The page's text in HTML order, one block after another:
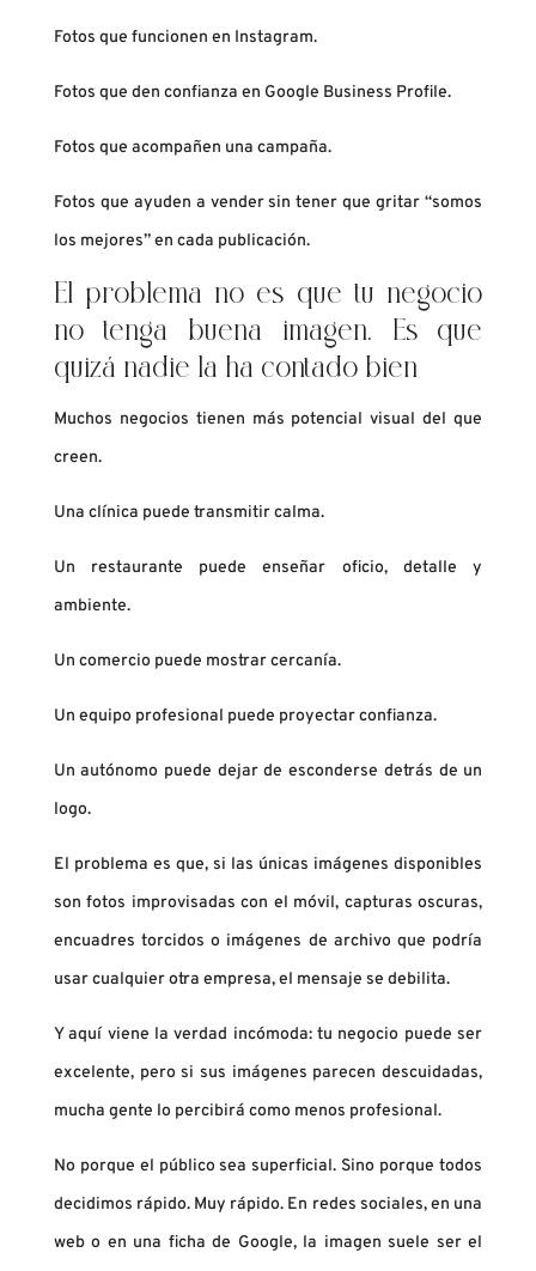
Fotos que funcionen en Instagram.
Fotos que den confianza en Google Business Profile.
Fotos que acompañen una campaña.
Fotos que ayuden a vender sin tener que gritar “somos
los mejores” en cada publicación.
El problema no es que tu negocio
no tenga buena imagen. Es que
quizá nadie la ha contado bien
Muchos negocios tienen más potencial visual del que
creen.
Una clínica puede transmitir calma.
Un restaurante puede enseñar oficio, detalle y
ambiente.
Un comercio puede mostrar cercanía.
Un equipo profesional puede proyectar confianza.
Un autónomo puede dejar de esconderse detrás de un
logo.
El problema es que, si las únicas imágenes disponibles
son fotos improvisadas con el móvil, capturas oscuras,
encuadres torcidos o imágenes de archivo que podría
usar cualquier otra empresa, el mensaje se debilita.
Y aquí viene la verdad incómoda: tu negocio puede ser
excelente, pero si sus imágenes parecen descuidadas,
mucha gente lo percibirá como menos profesional.
No porque el público sea superficial. Sino porque todos
decidimos rápido. Muy rápido. En redes sociales, en una
web o en una ficha de Google, la imagen suele ser el